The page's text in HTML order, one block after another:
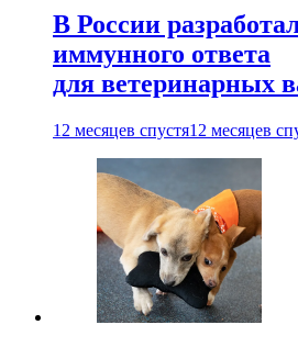
В России
иммунного ответа
для ветеринарных
12 месяцев спустя12 месяцев